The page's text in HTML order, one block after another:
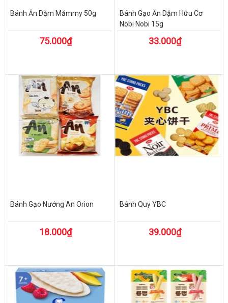
Bánh Ăn Dặm Mămmy 50g
75.000₫
Bánh Gạo Ăn Dặm Hữu Cơ
Nobi Nobi 15g
33.000₫
Bánh Gạo Nướng An Orion
18.000₫
Bánh Quy YBC
39.000₫